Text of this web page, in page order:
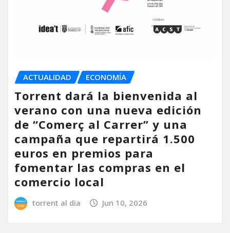
ACTUALIDAD ECONOMÍA
Torrent dará la bienvenida al
verano con una nueva edición
de “Comerç al Carrer” y una
campaña que repartirá 1.500
euros en premios para
fomentar las compras en el
comercio local
torrent al dia Jun 10, 2026